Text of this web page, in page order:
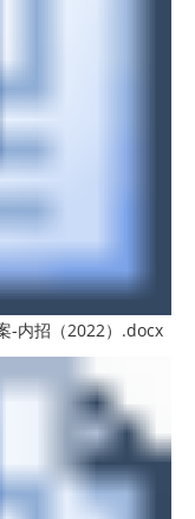
-内招（2022）.docx